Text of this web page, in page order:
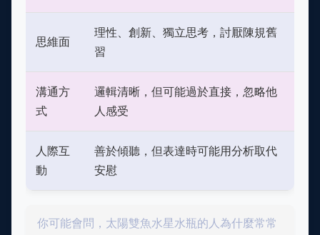
思維面
理性、創新、獨立思考，討厭陳規舊
習
溝通方
式
邏輯清晰，但可能過於直接，忽略他
人感受
人際互
動
善於傾聽，但表達時可能用分析取代
安慰
你可能會問，太陽雙魚水星水瓶的人為什麼常常